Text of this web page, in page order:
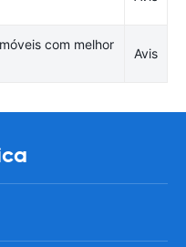
com melhor
Avis